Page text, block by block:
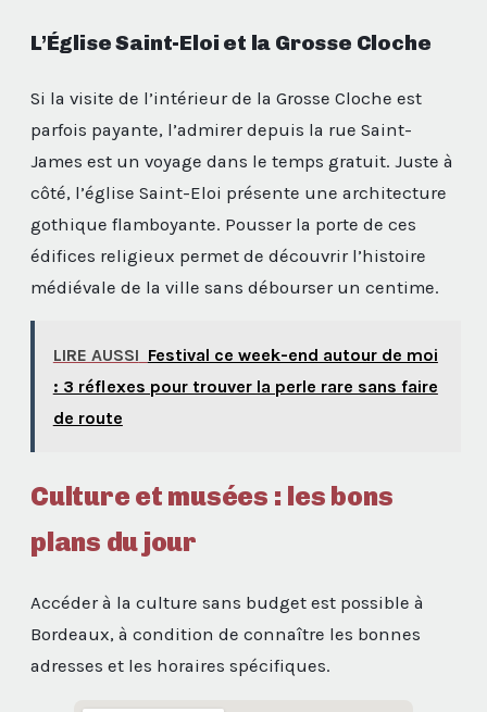
L’Église Saint-Eloi et la Grosse Cloche
Si la visite de l’intérieur de la Grosse Cloche est
parfois payante, l’admirer depuis la rue Saint-
James est un voyage dans le temps gratuit. Juste à
côté, l’église Saint-Eloi présente une architecture
gothique flamboyante. Pousser la porte de ces
édifices religieux permet de découvrir l’histoire
médiévale de la ville sans débourser un centime.
LIRE AUSSI Festival ce week-end autour de moi
: 3 réflexes pour trouver la perle rare sans faire
de route
Culture et musées : les bons
plans du jour
Accéder à la culture sans budget est possible à
Bordeaux, à condition de connaître les bonnes
adresses et les horaires spécifiques.